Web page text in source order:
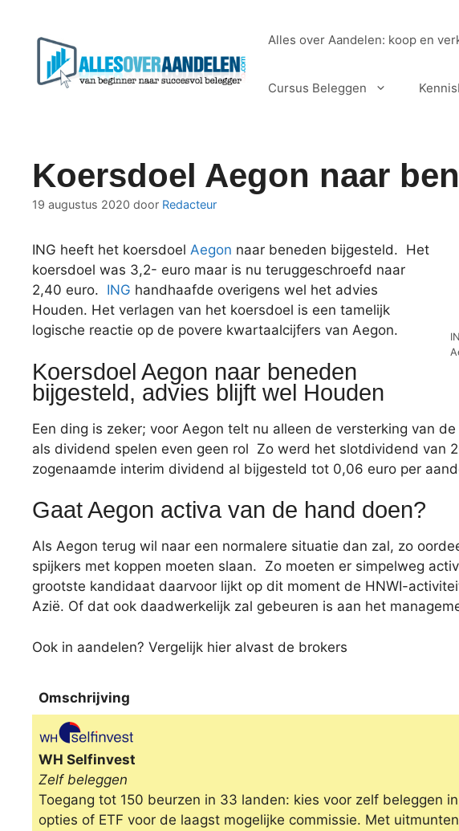
Alles over Aandelen: koop en
Cursus Beleggen
Koersdoel Aegon naar
19 augustus 2020 door Redacteur
ING heeft het koersdoel Aegon naar beneden bijgesteld. Het
koersdoel was 3,2- euro maar is nu teruggeschroefd naar
2,40 euro. ING handhaafde overigens wel het advies
Houden. Het verlagen van het koersdoel is een tamelijk
logische reactie op de povere kwartaalcijfers van Aegon.
Koersdoel Aegon naar beneden
bijgesteld, advies blijft wel Houden
Een ding is zeker; voor Aegon telt nu alleen de versterking van
als dividend spelen even geen rol Zo werd het slotdividend van
zogenaamde interim dividend al bijgesteld tot 0,06 euro per
Gaat Aegon activa van de hand doen?
Als Aegon terug wil naar een normalere situatie dan zal, zo
spijkers met koppen moeten slaan. Zo moeten er simpelweg
grootste kandidaat daarvoor lijkt op dit moment de HNWI-
Azië. Of dat ook daadwerkelijk zal gebeuren is aan het
Ook in aandelen? Vergelijk hier alvast de brokers
Omschrijving
Omschrijving
WH Selfinvest
Zelf beleggen
Toegang tot 150 beurzen in 33 landen: kies voor zelf beleggen
opties of ETF voor de laagst mogelijke commissie. Met